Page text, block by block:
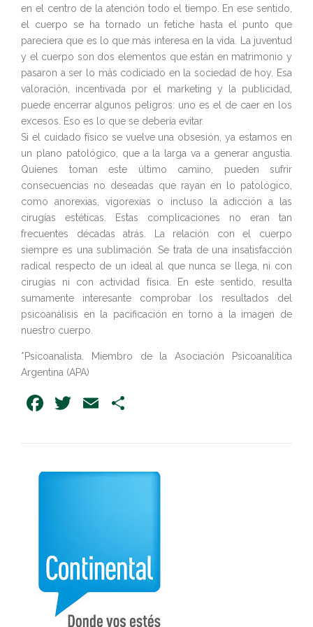
en el centro de la atención todo el tiempo. En ese sentido,
el cuerpo se ha tornado un fetiche hasta el punto que
pareciera que es lo que más interesa en la vida. La juventud
y el cuerpo son dos elementos que están en matrimonio y
pasaron a ser lo más codiciado en la sociedad de hoy. Esa
valoración, incentivada por el marketing y la publicidad,
puede encerrar algunos peligros: uno es el de caer en los
excesos. Eso es lo que se debería evitar.
Si el cuidado físico se vuelve una obsesión, ya estamos en
un plano patológico, que a la larga va a generar angustia.
Quienes toman este último camino, pueden sufrir
consecuencias no deseadas que rayan en lo patológico,
como anorexias, vigorexias o incluso la adicción a las
cirugías estéticas. Estas complicaciones no eran tan
frecuentes décadas atrás. La relación con el cuerpo
siempre es una sublimación. Se trata de una insatisfacción
radical respecto de un ideal al que nunca se llega, ni con
cirugías ni con actividad física. En este sentido, resulta
sumamente interesante comprobar los resultados del
psicoanálisis en la pacificación en torno a la imagen de
nuestro cuerpo.
*Psicoanalista. Miembro de la Asociación Psicoanalítica
Argentina (APA)
Facebook
Twitter
Email